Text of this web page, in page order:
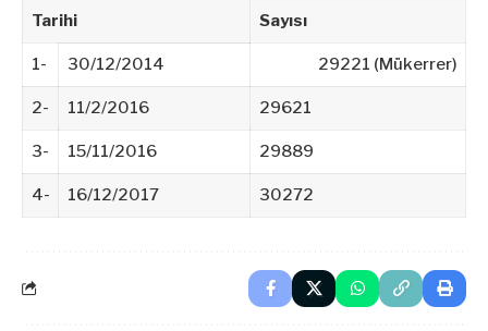
Tarihi Sayısı
1- 30/12/2014 29221 (Mükerrer)
2- 11/2/2016 29621
3- 15/11/2016 29889
4- 16/12/2017 30272